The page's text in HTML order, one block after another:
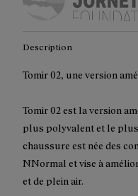
Description
Tomir 02, une version
Tomir 02 est la version
plus polyvalent et le
chaussure est née des
NNormal et vise à
et de plein air.